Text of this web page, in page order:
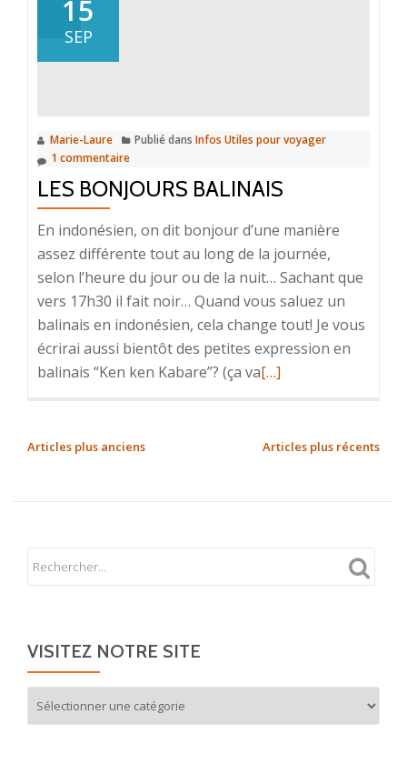
15
SEP
Marie-Laure Publié dans Infos Utiles pour voyager
1 commentaire
LES BONJOURS BALINAIS
En indonésien, on dit bonjour d’une manière
assez différente tout au long de la journée,
selon l’heure du jour ou de la nuit… Sachant que
vers 17h30 il fait noir… Quand vous saluez un
balinais en indonésien, cela change tout! Je vous
écrirai aussi bientôt des petites expression en
balinais “Ken ken Kabare”? (ça vaEn
surLes
[…]
NAVIGATION
Articles plus anciens Articles plus récents
VISITEZ NOTRE SITE
notre